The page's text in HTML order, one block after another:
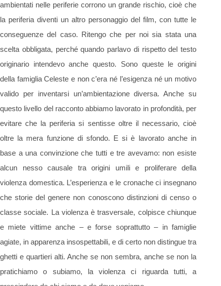
ambientati nelle periferie corrono un grande rischio, cioè che
la periferia diventi un altro personaggio del film, con tutte le
conseguenze del caso. Ritengo che per noi sia stata una
scelta obbligata, perché quando parlavo di rispetto del testo
originario intendevo anche questo. Sono queste le origini
della famiglia Celeste e non c’era né l’esigenza né un motivo
valido per inventarsi un’ambientazione diversa. Anche su
questo livello del racconto abbiamo lavorato in profondità, per
evitare che la periferia si sentisse oltre il necessario, cioè
oltre la mera funzione di sfondo. E si è lavorato anche in
base a una convinzione che tutti e tre avevamo: non esiste
alcun nesso causale tra origini umili e proliferare della
violenza domestica. L’esperienza e le cronache ci insegnano
che storie del genere non conoscono distinzioni di censo o
classe sociale. La violenza è trasversale, colpisce chiunque
e miete vittime anche – e forse soprattutto – in famiglie
agiate, in apparenza insospettabili, e di certo non distingue tra
ghetti e quartieri alti. Anche se non sembra, anche se non la
pratichiamo o subiamo, la violenza ci riguarda tutti, a